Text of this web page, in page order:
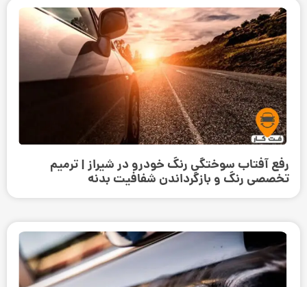
رفع آفتاب سوختگی رنگ خودرو در شیراز | ترمیم
تخصصی رنگ و بازگرداندن شفافیت بدنه